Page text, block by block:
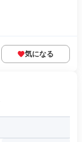
気になる